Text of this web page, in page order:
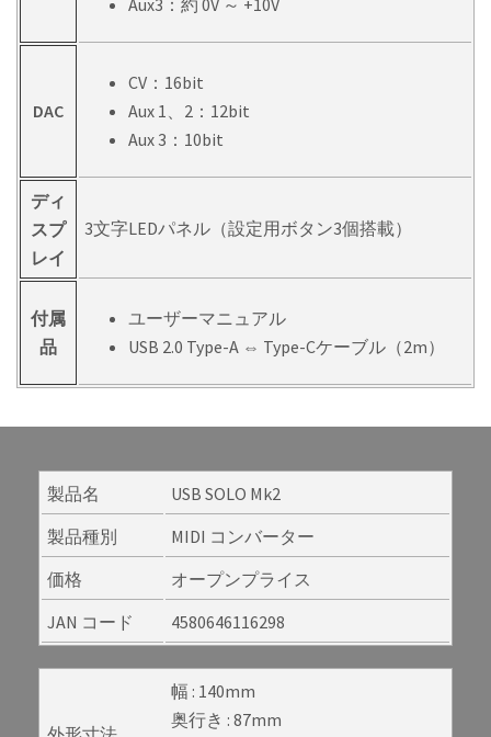
Aux3：約 0V ～ +10V
DAC
CV：16bit
Aux 1、2：12bit
Aux 3：10bit
ディ
スプ
レイ
3文字LEDパネル（設定用ボタン3個搭載）
付属
品
ユーザーマニュアル
USB 2.0 Type-A ⇔ Type-Cケーブル（2m）
製品名
USB SOLO Mk2
製品種別
MIDI コンバーター
価格
オープンプライス
JAN コード
4580646116298
幅 : 140mm
奥行き : 87mm